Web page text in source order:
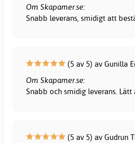
Om Skapamer.se:
Snabb leverans, smidigt att
(5 av 5) av Gunilla
Om Skapamer.se:
Snabb och smidig leverans.
(5 av 5) av Gudrun